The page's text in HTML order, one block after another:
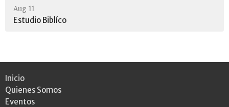
Aug 11
Estudio Biblíco
Inicio
Quienes Somos
Eventos